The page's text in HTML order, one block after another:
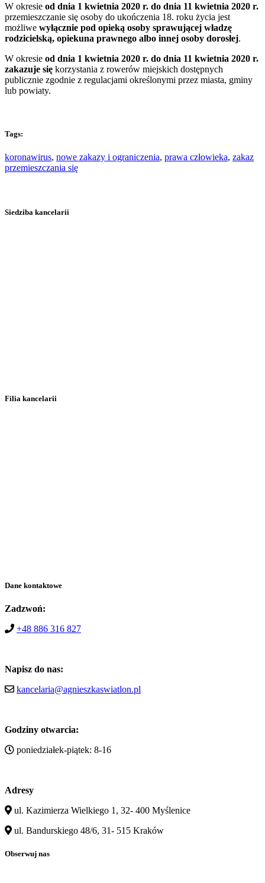
W okresie od dnia 1 kwietnia 2020 r. do dnia 11 kwietnia 2020 r.
przemieszczanie się osoby do ukończenia 18. roku życia jest
możliwe wyłącznie pod opieką osoby sprawującej władzę
rodzicielską, opiekuna prawnego albo innej osoby dorosłej.
W okresie od dnia 1 kwietnia 2020 r. do dnia 11 kwietnia 2020 r.
zakazuje się korzystania z rowerów miejskich dostępnych
publicznie zgodnie z regulacjami określonymi przez miasta, gminy
lub powiaty.
Tags:
koronawirus, nowe zakazy i ograniczenia, prawa człowieka, zakaz
przemieszczania się
Siedziba kancelarii
Filia kancelarii
Dane kontaktowe
Zadzwoń:
+48 886 316 827
Napisz do nas:
kancelaria@agnieszkaswiatlon.pl
Godziny otwarcia:
poniedziałek-piątek: 8-16
Adresy
ul. Kazimierza Wielkiego 1, 32- 400 Myślenice
ul. Bandurskiego 48/6, 31- 515 Kraków
Obserwuj nas